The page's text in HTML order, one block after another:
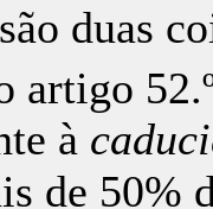
duas
artigo
à
de 50%